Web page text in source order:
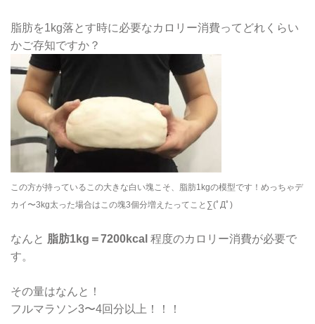
脂肪を1kg落とす時に必要なカロリー消費ってどれくらい
かご存知ですか？
この方が持っているこの大きな白い塊こそ、脂肪1kgの模型です！ めっちゃデ
カイ〜3kg太った場合はこの塊3個分増えたってこと∑(ﾟДﾟ)
なんと 脂肪1kg＝7200kcal 程度のカロリー消費が必要で
す。
その量はなんと！
フルマラソン3〜4回分以上！！！